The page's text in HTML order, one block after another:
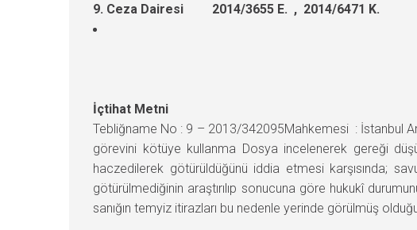
9. Ceza Dairesi 2014/3655 E. , 2014/6471 K.
İçtihat Metni
Tebliğname No : 9 – 2013/342095Mahkemesi : İstanbul
görevini kötüye kullanma Dosya incelenerek gereği
haczedilerek götürüldüğünü iddia etmesi karşısında;
götürülmediğinin araştırılıp sonucuna göre hukukî
sanığın temyiz itirazları bu nedenle yerinde görülmüş